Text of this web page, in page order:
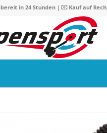
in 24 Stunden | Kauf auf